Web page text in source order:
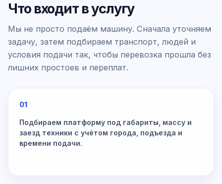
Что входит в услугу
Мы не просто подаём машину. Сначала уточняем
задачу, затем подбираем транспорт, людей и
условия подачи так, чтобы перевозка прошла без
лишних простоев и переплат.
01
Подбираем платформу под габариты, массу и
заезд техники с учётом города, подъезда и
времени подачи.